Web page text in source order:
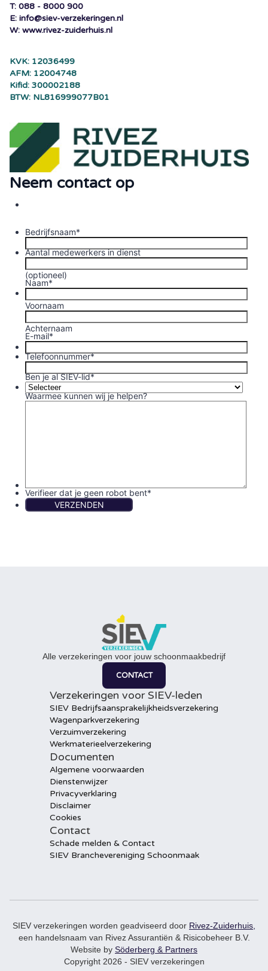
T: 088 - 8000 900
E: info@siev-verzekeringen.nl
W: www.rivez-zuiderhuis.nl
KVK: 12036499
AFM: 12004748
Kifid: 300002188
BTW: NL816999077B01
Neem contact op
Alle verzekeringen voor jouw schoonmaakbedrijf
CONTACT
Verzekeringen voor SIEV-leden
SIEV Bedrijfsaansprakelijkheidsverzekering
Wagenparkverzekering
Verzuimverzekering
Werkmaterieelverzekering
Documenten
Algemene voorwaarden
Dienstenwijzer
Privacyverklaring
Disclaimer
Cookies
Contact
Schade melden & Contact
SIEV Branchevereniging Schoonmaak
SIEV verzekeringen worden geadviseerd door Rivez-Zuiderhuis,
een handelsnaam van Rivez Assurantiën & Risicobeheer B.V.
Website by Söderberg & Partners
Copyright 2026 - SIEV verzekeringen